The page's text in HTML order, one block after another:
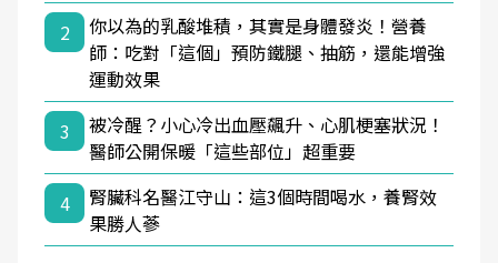
2
你以為的乳酸堆積，其實是身體發炎！營養
師：吃對「這個」預防鐵腿、抽筋，還能增強
運動效果
3
被冷醒？小心冷出血壓飆升、心肌梗塞狀況！
醫師公開保暖「這些部位」超重要
4
腎臟科名醫江守山：這3個時間喝水，養腎效
果勝人蔘